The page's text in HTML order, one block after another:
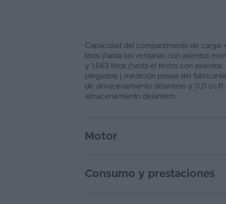
Capacidad del compartimento de carga:
litros (hasta las ventanas con asientos
y 1.663 litros (hasta el techo con asientos
plegados) ( medición propia del
de almacenamiento delantero y 0,0 cu ft
almacenamiento delantero
Motor
Consumo y prestaciones